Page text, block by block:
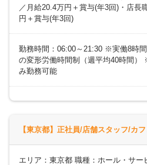
／月給20.4万円＋賞与(年3回)・店長
円＋賞与(年3回)
勤務時間：06:00～21:30 ※実働8時
の変形労働時間制（週平均40時間
み勤務可能
【東京都】正社員/店舗スタッフ/カ
エリア：東京都 職種：ホール・サー